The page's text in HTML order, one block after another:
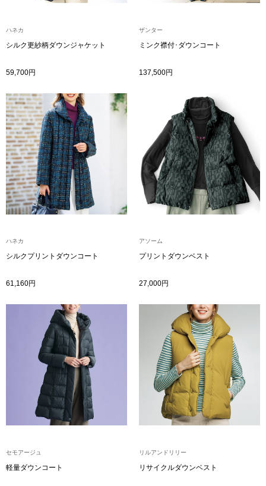
Salon de GRANDGRIS
すべて見る
金谷製靴
おすすめ特集
【特集】Travel
【特集】
BOGARD
BOGARD July
RUGLOG 2026
アウター
ハネカ
シルク更紗柄ダウンジャケット
59,700円
ザンター
ミンク襟付･ダウンコート
137,500円
ハネカ
シルクプリントダウンコート
61,160円
アソーム
プリントダウンベスト
27,000円
セモアージュ
軽量ダウンコート
リルアンドリリー
リサイクルダウンベスト